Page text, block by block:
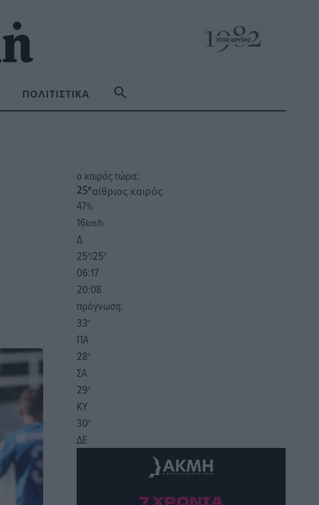
ΠΟΛΙΤΙΣΤΙΚΆ
o καιρός τώρα:
25°αίθριος καιρός
47%
16km/h
Δ
25°/25°
06:17
20:08
πρόγνωση:
33°
ΠΑ
28°
ΣΑ
29°
ΚΥ
30°
ΔΕ